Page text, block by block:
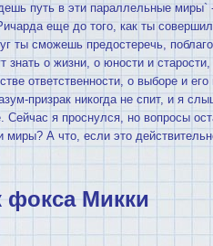
путь в эти параллельные
еще до того, как ты
ты сможешь предостеречь,
знать о жизни, о юности и
ответственности, о выборе и
призрак никогда не спит, и я
Сейчас я проснулся, но вопросы
миры? А что, если это
фокса Микки